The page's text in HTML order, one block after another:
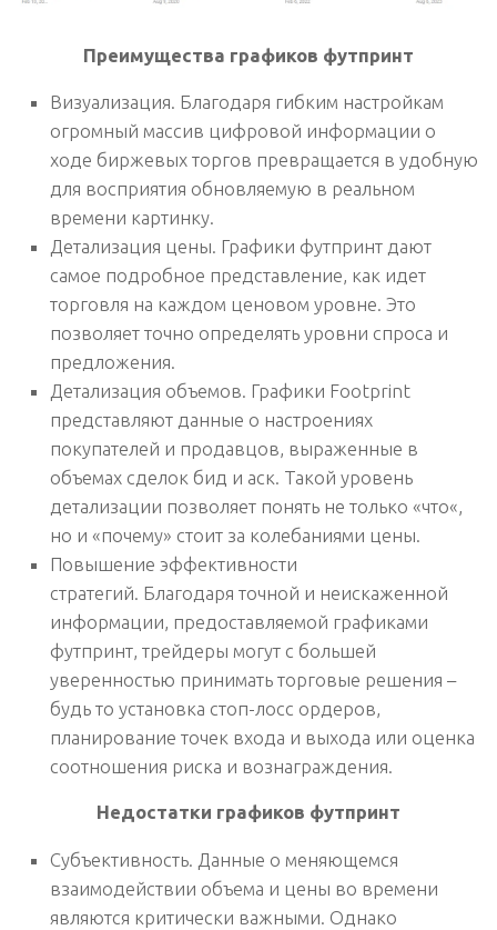
Преимущества графиков футпринт
Визуализация. Благодаря гибким настройкам
огромный массив цифровой информации о
ходе биржевых торгов превращается в удобную
для восприятия обновляемую в реальном
времени картинку.
Детализация цены. Графики футпринт дают
самое подробное представление, как идет
торговля на каждом ценовом уровне. Это
позволяет точно определять уровни спроса и
предложения.
Детализация объемов. Графики Footprint
представляют данные о настроениях
покупателей и продавцов, выраженные в
объемах сделок бид и аск. Такой уровень
детализации позволяет понять не только «что«,
но и «почему» стоит за колебаниями цены.
Повышение эффективности
стратегий. Благодаря точной и неискаженной
информации, предоставляемой графиками
футпринт, трейдеры могут с большей
уверенностью принимать торговые решения –
будь то установка стоп-лосс ордеров,
планирование точек входа и выхода или оценка
соотношения риска и вознаграждения.
Недостатки графиков футпринт
Субъективность. Данные о меняющемся
взаимодействии объема и цены во времени
являются критически важными. Однако